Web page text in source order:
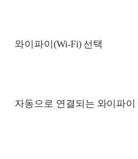
와이파이(Wi-Fi) 선택
자동으로 연결되는 와이파